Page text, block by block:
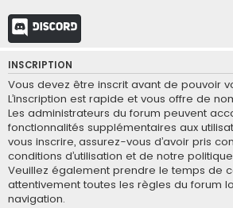
Discord
INSCRIPTION
Vous devez être inscrit avant de pouvoir
L’inscription est rapide et vous offre de
Les administrateurs du forum peuvent
fonctionnalités supplémentaires aux
vous inscrire, assurez-vous d’avoir pris
conditions d’utilisation et de notre
Veuillez également prendre le temps de
attentivement toutes les règles du forum
navigation.